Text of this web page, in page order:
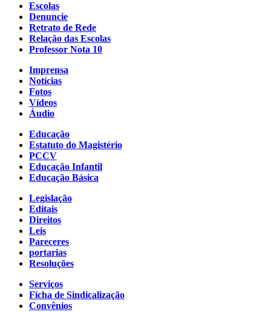
Escolas
Denuncie
Retrato de Rede
Relação das Escolas
Professor Nota 10
Imprensa
Notícias
Fotos
Vídeos
Áudio
Educação
Estatuto do Magistério
PCCV
Educação Infantil
Educação Básica
Legislação
Editais
Direitos
Leis
Pareceres
portarias
Resoluções
Serviços
Ficha de Sindicalização
Convênios